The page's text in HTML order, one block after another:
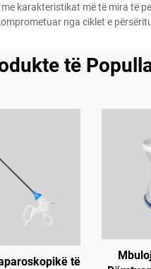
karakteristikat më të mira të
nga ciklet e
të
të